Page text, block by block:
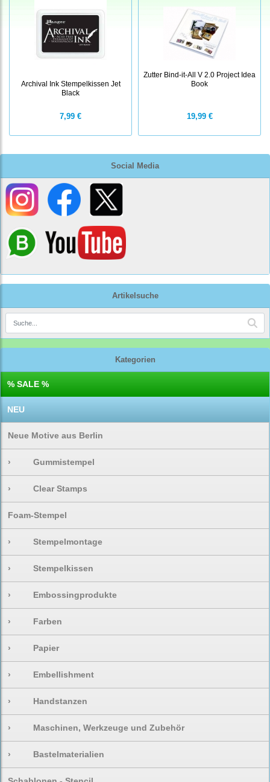
Social Media
Artikelsuche
Kategorien
% SALE %
NEU
Neue Motive aus Berlin
› Gummistempel
› Clear Stamps
Foam-Stempel
› Stempelmontage
› Stempelkissen
› Embossingprodukte
› Farben
› Papier
› Embellishment
› Handstanzen
› Maschinen, Werkzeuge und Zubehör
› Bastelmaterialien
Archival Ink Stempelkissen Jet
Black
7,99 €
Zutter Bind-it-All V 2.0 Project Idea
Book
19,99 €